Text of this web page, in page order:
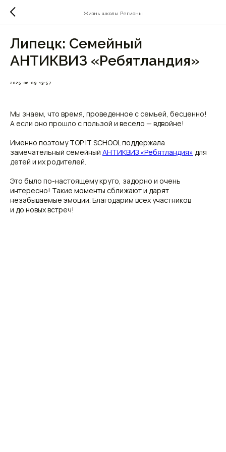
Жизнь школы Регионы
Липецк: Семейный
АНТИКВИЗ «Ребятландия»
2025-06-09 13:57
Мы знаем, что время, проведенное с семьей, бесценно!
А если оно прошло с пользой и весело — вдвойне!
Именно поэтому TOP IT SCHOOL поддержала
замечательный семейный АНТИКВИЗ «Ребятландия» для
детей и их родителей.
Это было по-настоящему круто, задорно и очень
интересно! Такие моменты сближают и дарят
незабываемые эмоции. Благодарим всех участников
и до новых встреч!